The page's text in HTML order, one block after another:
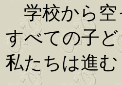
学校から空
すべての子
私たちは進む